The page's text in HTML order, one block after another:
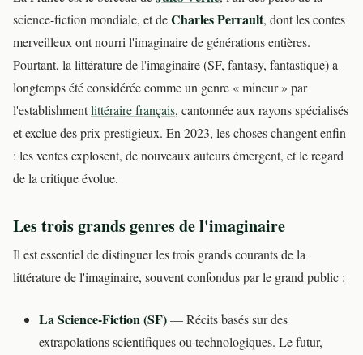
science-fiction mondiale, et deCharles Perrault, dont les contes
merveilleux ont nourri l'imaginaire de générations entières.
Pourtant, la littérature de l'imaginaire (SF, fantasy, fantastique) a
longtemps été considérée comme un genre « mineur » par
l'establishmentlittéraire français, cantonnée aux rayons spécialisés
et exclue des prix prestigieux. En 2023, les choses changent enfin
: les ventes explosent, de nouveaux auteurs émergent, et le regard
de la critique évolue.
Les trois grands genres de l'imaginaire
Il est essentiel de distinguer les trois grands courants de la
littérature de l'imaginaire, souvent confondus par le grand public :
La Science-Fiction (SF)— Récits basés sur des
extrapolations scientifiques ou technologiques. Le futur,